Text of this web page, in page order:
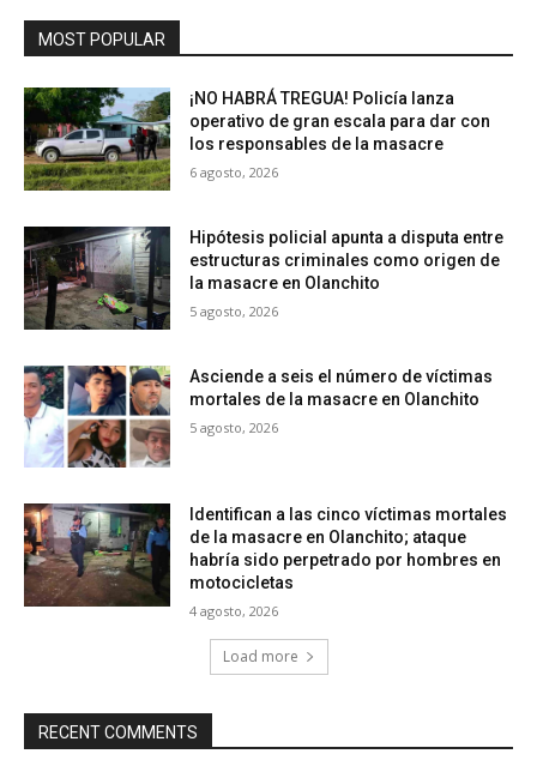
MOST POPULAR
¡NO HABRÁ TREGUA! Policía lanza
operativo de gran escala para dar con
los responsables de la masacre
6 agosto, 2026
Hipótesis policial apunta a disputa entre
estructuras criminales como origen de
la masacre en Olanchito
5 agosto, 2026
Asciende a seis el número de víctimas
mortales de la masacre en Olanchito
5 agosto, 2026
Identifican a las cinco víctimas mortales
de la masacre en Olanchito; ataque
habría sido perpetrado por hombres en
motocicletas
4 agosto, 2026
Load more
RECENT COMMENTS